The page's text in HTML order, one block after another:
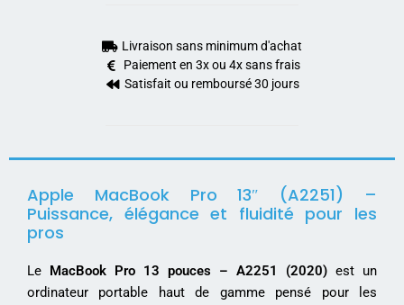
Livraison sans minimum d'achat
Paiement en 3x ou 4x sans frais
Satisfait ou remboursé 30 jours
Apple MacBook Pro 13″ (A2251) –
Puissance, élégance et fluidité pour les
pros
Le MacBook Pro 13 pouces – A2251 (2020) est un
ordinateur portable haut de gamme pensé pour les